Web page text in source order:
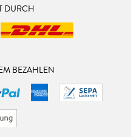
DURCH
BEZAHLEN